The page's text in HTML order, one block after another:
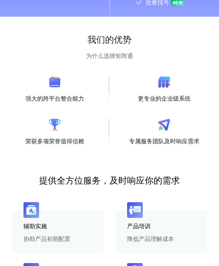
批量找号
我们的优势
为什么选择矩阵通
强大的跨平台整合能力 更专业的企业级系统
荣获多项荣誉值得信赖 专属服务团队及时响应需求
提供全方位服务，及时响应你的需求
辅助实施
协助产品初期配置
产品培训
降低产品理解成本